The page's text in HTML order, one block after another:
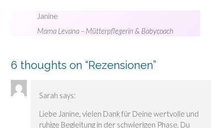
Janine
Mama Levana – Mütterpflegerin & Babycoach
6 thoughts on “Rezensionen”
Sarah says:
Liebe Janine, vielen Dank für Deine wertvolle und
ruhige Begleitung in der schwierigen Phase. Du